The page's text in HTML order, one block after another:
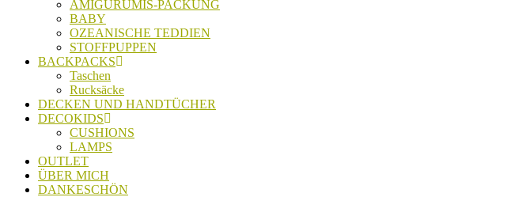
AMIGURUMIS-PACKUNG
BABY
OZEANISCHE TEDDIEN
STOFFPUPPEN
BACKPACKS
Taschen
Rucksäcke
DECKEN UND HANDTÜCHER
DECOKIDS
CUSHIONS
LAMPS
OUTLET
ÜBER MICH
DANKESCHÖN